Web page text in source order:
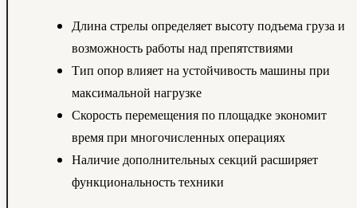
Длина стрелы определяет высоту подъема груза и
возможность работы над препятствиями
Тип опор влияет на устойчивость машины при
максимальной нагрузке
Скорость перемещения по площадке экономит
время при многочисленных операциях
Наличие дополнительных секций расширяет
функциональность техники